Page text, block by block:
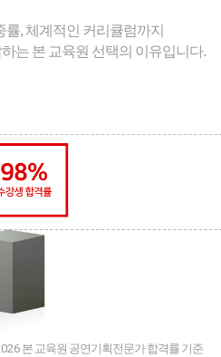
률, 체계적인 커리큘럼까지
는 본 교육원 선택의 이유입니다.
본 교육원 공연기획전문가 합격률 기준